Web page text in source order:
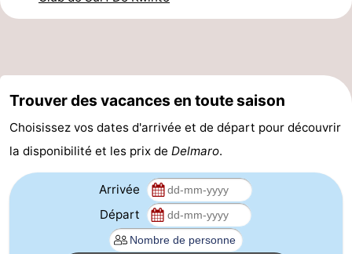
et
Événements
Forum
Route
Stationnement
-
Trouver des vacances en toute saison
Choisissez vos dates d'arrivée et de départ pour découvrir
la disponibilité et les prix de Delmaro.
Arrivée
Départ